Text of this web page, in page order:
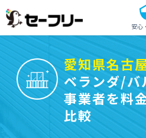
安心
愛知県名古
ベランダ/バ
事業者を料
比較